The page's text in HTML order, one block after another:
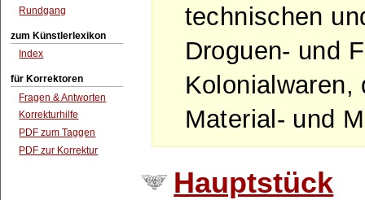
Rundgang
zum Künstlerlexikon
Index
für Korrektoren
Fragen & Antworten
Korrekturhilfe
PDF zum Taggen
PDF zur Korrektur
technischen
Droguen- und
Kolonialwaren,
Material- und
Hauptstück